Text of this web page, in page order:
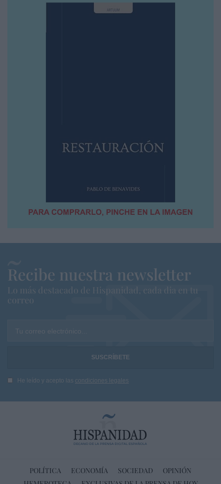
Recibe nuestra newsletter
Lo más destacado de Hispanidad, cada dia en tu
correo
Tu correo electrónico...
He leído y acepto las condiciones legales
POLÍTICA ECONOMÍA SOCIEDAD
OPINIÓN